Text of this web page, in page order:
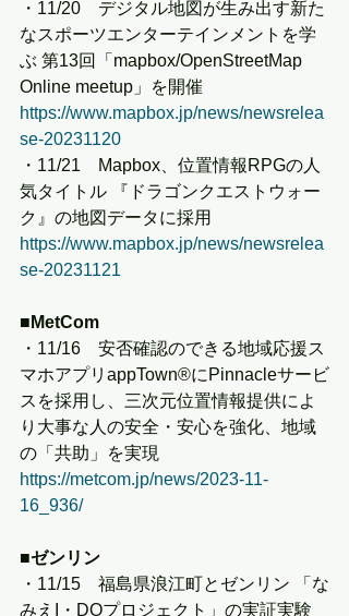
・11/20　デジタル地図が生み出す新た
なスポーツエンターテインメントを学
ぶ 第13回「mapbox/OpenStreetMap
Online meetup」を開催
https://www.mapbox.jp/news/newsrelea
se-20231120
・11/21　Mapbox、位置情報RPGの人
気タイトル 『ドラゴンクエストウォー
ク』の地図データに採用
https://www.mapbox.jp/news/newsrelea
se-20231121
■MetCom
・11/16　安否確認のできる地域応援ス
マホアプリappTown®にPinnacleサービ
スを採用し、三次元位置情報提供によ
り大事な人の安全・安心を強化、地域
の「共助」を実現
https://metcom.jp/news/2023-11-
16_936/
■ゼンリン
・11/15　福島県浪江町とゼンリン 「な
みえI・DOプロジェクト」の実証実験